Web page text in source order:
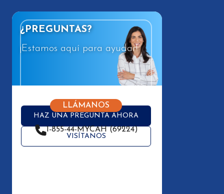
¿PREGUNTAS?
¡Estamos aquí para ayudar!
HAZ UNA PREGUNTA AHORA
VISÍTANOS
LLÁMANOS
1-855-44-MYCAH (69224)